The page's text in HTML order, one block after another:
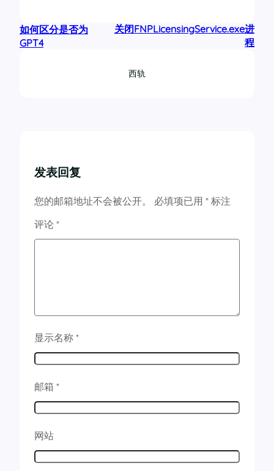
如何区分是否为
GPT4
关闭FNPLicensingService.exe进
程
西轨
发表回复
您的邮箱地址不会被公开。 必填项已用 * 标注
评论 *
显示名称 *
邮箱 *
网站